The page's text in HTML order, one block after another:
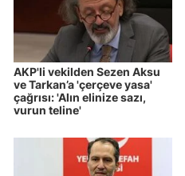
AKP'li vekilden Sezen Aksu
ve Tarkan’a 'çerçeve yasa'
çağrısı: 'Alın elinize sazı,
vurun teline'